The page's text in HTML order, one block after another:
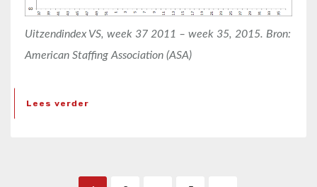
Uitzendindex VS, week 37 2011 – week 35, 2015. Bron:
American Staffing Association (ASA)
Lees verder